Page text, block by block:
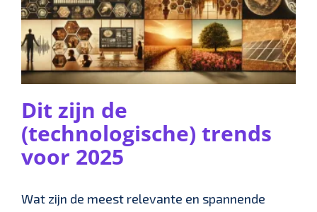
Dit zijn de
(technologische) trends
voor 2025
Wat zijn de meest relevante en spannende